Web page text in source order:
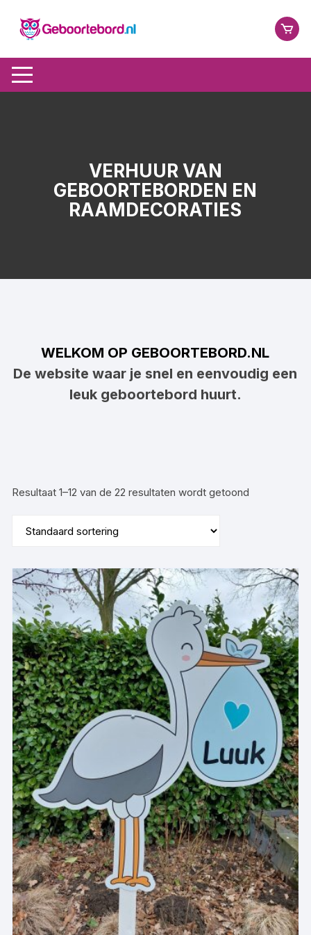
inhoud
VERHUUR VAN
GEBOORTEBORDEN EN
RAAMDECORATIES
WELKOM OP GEBOORTEBORD.NL
De website waar je snel en eenvoudig een
leuk geboortebord huurt.
Resultaat 1–12 van de 22 resultaten wordt getoond